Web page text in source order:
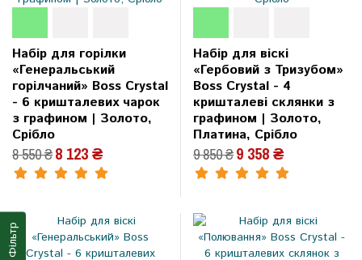
Фільтр
Набір для горілки
«Генеральський
горілчаний» Boss Crystal
- 6 кришталевих чарок
з графином | Золото,
Срібло
8 550 ₴8 123 ₴
Набір для віскі
«Гербовий з Тризубом»
Boss Crystal - 4
кришталеві склянки з
графином | Золото,
Платина, Срібло
9 850 ₴9 358 ₴